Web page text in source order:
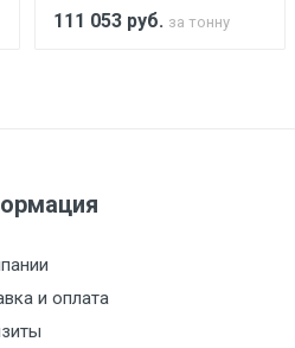
111 053 руб. за тонну
и оплата